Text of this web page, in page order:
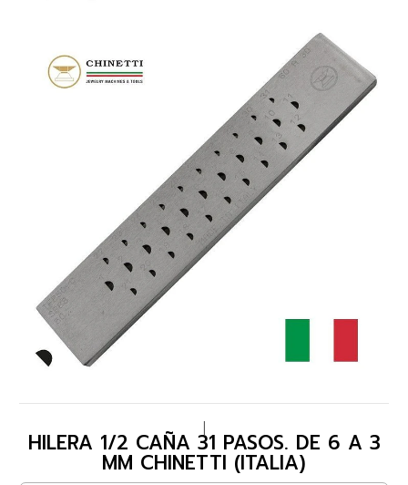
HILERA 1/2 CAÑA 31 PASOS. DE 6 A 3
MM CHINETTI (ITALIA)